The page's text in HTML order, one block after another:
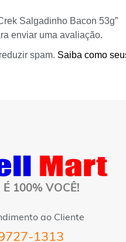
Salgadinho Bacon 53g”
enviar uma avaliação.
spam. Saiba como
É 100% VOCÊ!
ao Cliente
1313